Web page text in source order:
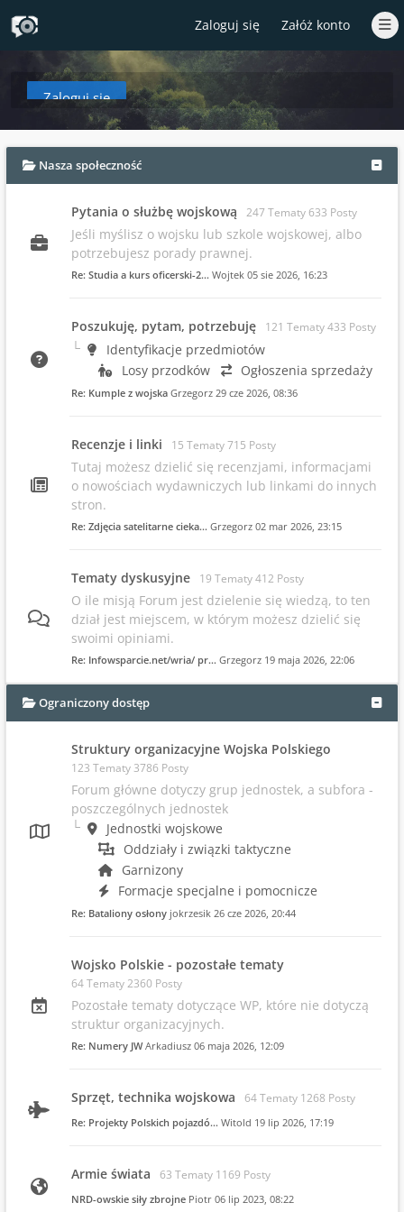
Zaloguj się Załóż konto
Zaloguj się
aby zobaczyć w tym miejscu podsumowanie najnowszych wpisów od
Nasza społeczność
Pytania o służbę wojskową 247 Tematy 633 Posty
Jeśli myślisz o wojsku lub szkole wojskowej, albo
potrzebujesz porady prawnej.
Re: Studia a kurs oficerski-2… Wojtek 05 sie 2026, 16:23
Poszukuję, pytam, potrzebuję 121 Tematy 433 Posty
Identyfikacje przedmiotów
Losy przodków
Ogłoszenia sprzedaży
Re: Kumple z wojska Grzegorz 29 cze 2026, 08:36
Recenzje i linki 15 Tematy 715 Posty
Tutaj możesz dzielić się recenzjami, informacjami
o nowościach wydawniczych lub linkami do innych
stron.
Re: Zdjęcia satelitarne cieka… Grzegorz 02 mar 2026, 23:15
Tematy dyskusyjne 19 Tematy 412 Posty
O ile misją Forum jest dzielenie się wiedzą, to ten
dział jest miejscem, w którym możesz dzielić się
swoimi opiniami.
Re: Infowsparcie.net/wria/ pr… Grzegorz 19 maja 2026, 22:06
Ograniczony dostęp
Struktury organizacyjne Wojska Polskiego
123 Tematy 3786 Posty
Forum główne dotyczy grup jednostek, a subfora -
poszczególnych jednostek
Jednostki wojskowe
Oddziały i związki taktyczne
Garnizony
Formacje specjalne i pomocnicze
Re: Bataliony osłony jokrzesik 26 cze 2026, 20:44
Wojsko Polskie - pozostałe tematy
64 Tematy 2360 Posty
Pozostałe tematy dotyczące WP, które nie dotyczą
struktur organizacyjnych.
Re: Numery JW Arkadiusz 06 maja 2026, 12:09
Sprzęt, technika wojskowa 64 Tematy 1268 Posty
Re: Projekty Polskich pojazdó… Witold 19 lip 2026, 17:19
Armie świata 63 Tematy 1169 Posty
NRD-owskie siły zbrojne Piotr 06 lip 2023, 08:22